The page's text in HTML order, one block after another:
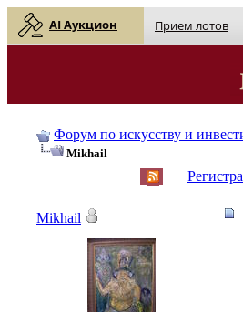
AI Аукцион Прием лотов
Форум по искусству и
Mikhail
Mikhail